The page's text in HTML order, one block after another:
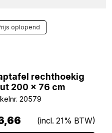
oplopend
rechthoekig
200 x 76 cm
20579
(incl. 21% BTW)